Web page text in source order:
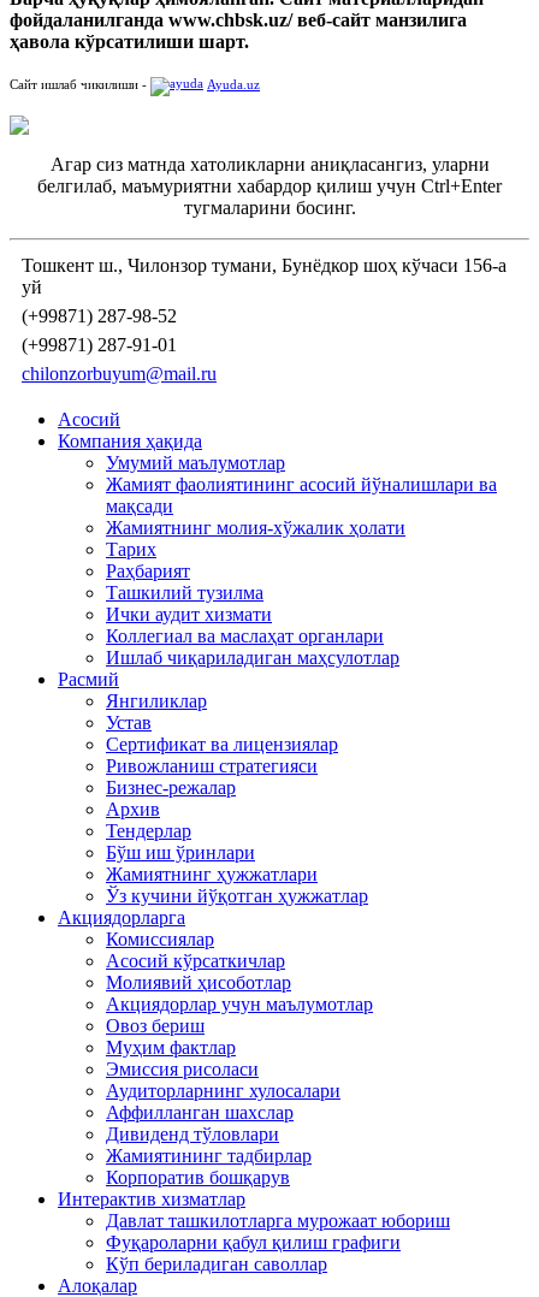
фойдаланилганда www.chbsk.uz/ веб-сайт манзилига
ҳавола кўрсатилиши шарт.
Сайт ишлаб чикилиши - Ayuda.uz
Агар сиз матнда хатоликларни аниқласангиз, уларни
белгилаб, маъмуриятни хабардор қилиш учун Ctrl+Enter
тугмаларини босинг.
Тошкент ш., Чилонзор тумани, Бунёдкор шоҳ кўчаси 156-а
уй
(+99871) 287-98-52
(+99871) 287-91-01
chilonzorbuyum@mail.ru
Асосий
Компания ҳақида
Умумий маълумотлар
Жамият фаолиятининг асосий йўналишлари ва
мақсади
Жамиятнинг молия-хўжалик ҳолати
Тарих
Раҳбарият
Ташкилий тузилма
Ички аудит хизмати
Коллегиал ва маслаҳат органлари
Ишлаб чиқариладиган маҳсулотлар
Расмий
Янгиликлар
Устав
Сертификат ва лицензиялар
Ривожланиш стратегияси
Бизнес-режалар
Архив
Тендерлар
Бўш иш ўринлари
Жамиятнинг ҳужжатлари
Ўз кучини йўқотган ҳужжатлар
Акциядорларга
Комиссиялар
Асосий кўрсаткичлар
Молиявий ҳисоботлар
Акциядорлар учун маълумотлар
Овоз бериш
Муҳим фактлар
Эмиссия рисоласи
Аудиторларнинг хулосалари
Аффилланган шахслар
Дивиденд тўловлари
Жамиятининг тадбирлар
Корпоратив бошқарув
Интерактив хизматлар
Давлат ташкилотларга мурожаат юбориш
Фуқароларни қабул қилиш графиги
Кўп бериладиган саволлар
Алоқалар